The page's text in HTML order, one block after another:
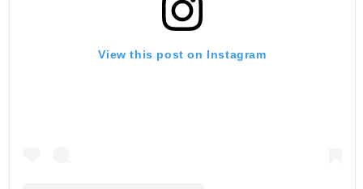
View this post on Instagram